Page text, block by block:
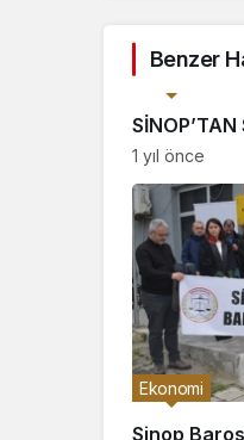
Benzer
SİNOP’TAN
1 yıl önce
Sinop
Ekonomi